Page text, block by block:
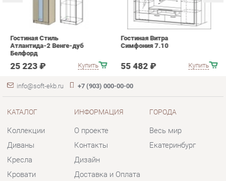
+7 (903) 000-00-00
Коллекции
Диваны
Кровати
Обувницы
Комплектующие
О проекте
Контакты
Доставка и Оплата
Гарантия
Помощь
ГОРОДА
Весь мир
Екатеринбург
КОНТАКТЫ